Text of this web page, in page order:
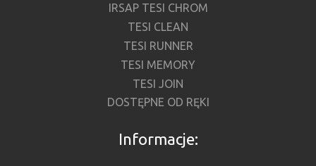
IRSAP TESI CHROM
TESI CLEAN
TESI RUNNER
TESI MEMORY
TESI JOIN
DOSTĘPNE OD RĘKI
Informacje: